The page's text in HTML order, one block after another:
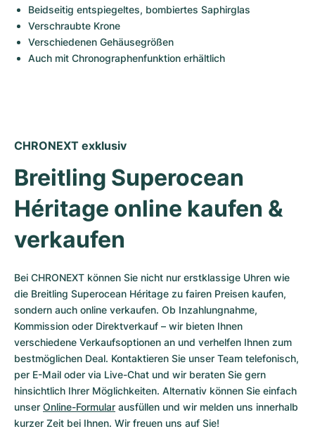
Beidseitig entspiegeltes, bombiertes Saphirglas
Verschraubte Krone
Verschiedenen Gehäusegrößen
Auch mit Chronographenfunktion erhältlich
CHRONEXT exklusiv
Breitling Superocean
Héritage online kaufen &
verkaufen
Bei CHRONEXT können Sie nicht nur erstklassige Uhren wie
die Breitling Superocean Héritage zu fairen Preisen kaufen,
sondern auch online verkaufen. Ob Inzahlungnahme,
Kommission oder Direktverkauf – wir bieten Ihnen
verschiedene Verkaufsoptionen an und verhelfen Ihnen zum
bestmöglichen Deal. Kontaktieren Sie unser Team telefonisch,
per E-Mail oder via Live-Chat und wir beraten Sie gern
hinsichtlich Ihrer Möglichkeiten. Alternativ können Sie einfach
unser Online-Formular ausfüllen und wir melden uns innerhalb
kurzer Zeit bei Ihnen. Wir freuen uns auf Sie!